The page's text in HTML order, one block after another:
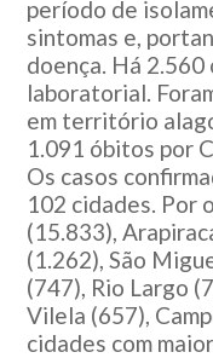
período de
sintomas e,
doença. Há
laboratorial.
em território
1.091 óbitos por
Os casos
102 cidades. Por
(15.833),
(1.262), São
(747), Rio Largo
Vilela (657),
cidades com